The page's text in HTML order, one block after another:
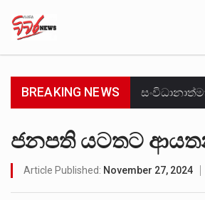
BREAKING NEWS
ජනපති යටතට
Article Published: November 27, 2024